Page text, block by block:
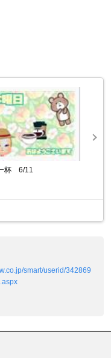
杯 6/11
smart/userid/342869